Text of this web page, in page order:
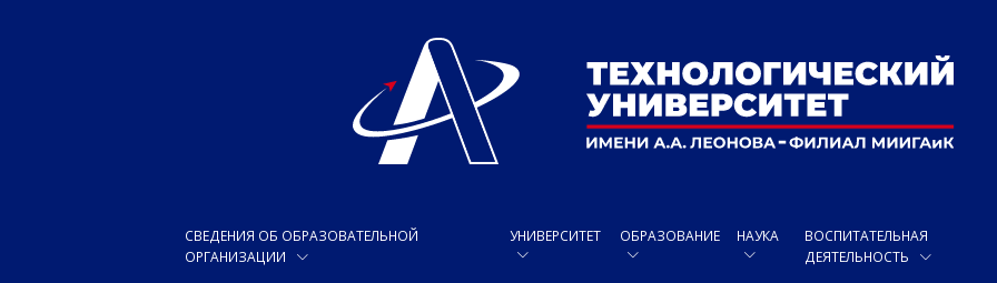
СВЕДЕНИЯ ОБ ОБРАЗОВАТЕЛЬНОЙ
ОРГАНИЗАЦИИ
УНИВЕРСИТЕТ ОБРАЗОВАНИЕ НАУКА
ВОСПИТАТЕЛЬНАЯ
ДЕЯТЕЛЬНОСТЬ